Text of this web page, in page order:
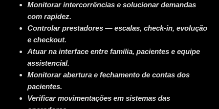
Monitorar intercorrências e solucionar demandas
com rapidez.
Controlar prestadores — escalas, check-in, evolução
e checkout.
Atuar na interface entre família, pacientes e equipe
assistencial.
Monitorar abertura e fechamento de contas dos
pacientes.
Verificar movimentações em sistemas das